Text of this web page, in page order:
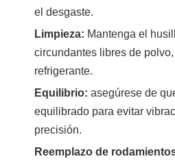
el desgaste.
Limpieza: Mantenga el
circundantes libres de
refrigerante.
Equilibrio: asegúrese de
equilibrado para evitar
precisión.
Reemplazo de